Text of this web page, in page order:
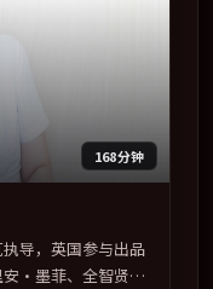
168分钟
导，英国参与出品
安·墨菲、全智贤、